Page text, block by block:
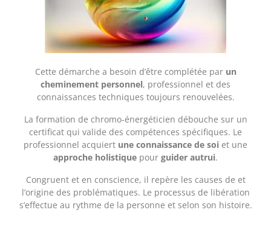
Cette démarche a besoin d’être complétée par un
cheminement personnel, professionnel et des
connaissances techniques toujours renouvelées.
La formation de chromo-énergéticien débouche sur un
certificat qui valide des compétences spécifiques. Le
professionnel acquiert une connaissance de soi et une
approche holistique pour guider autrui.
Congruent et en conscience, il repère les causes de et
l’origine des problématiques. Le processus de libération
s’effectue au rythme de la personne et selon son histoire.